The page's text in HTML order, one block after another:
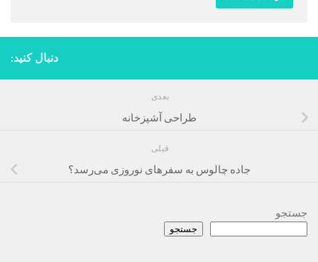
دنبال کنید:
بعدی
طراحی آشپزخانه
قبلی
جاده چالوس به سفرهای نوروزی می‌رسد؟
جستجو
جستجو